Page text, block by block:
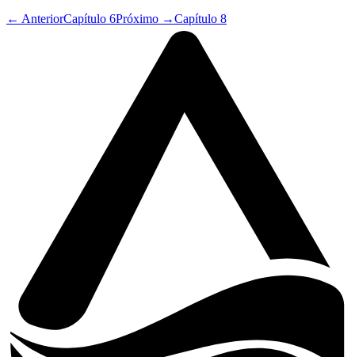
← AnteriorCapítulo 6Próximo →Capítulo 8